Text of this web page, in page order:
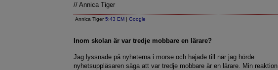
// Annica Tiger
Annica Tiger5:43 EM |Google
Inom skolan är var tredje mobbare en lärare?
Jag lyssnade på nyheterna i morse och hajade till när jag hörde
nyhetsuppläsaren säga att var tredje mobbare är en lärare. Min reaktion